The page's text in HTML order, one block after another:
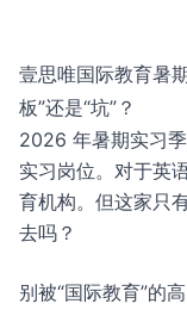
壹思唯国际教育暑
板”还是“坑”？
2026 年暑期实习
实习岗位。对于英
育机构。但这家只
去吗？
别被“国际教育”的